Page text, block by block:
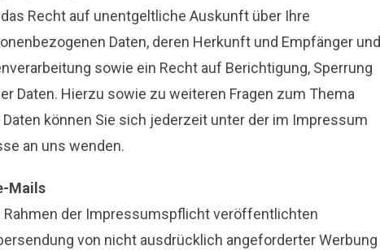
Recht auf unentgeltliche Auskunft über Ihre
Daten, deren Herkunft und Empfänger und
sowie ein Recht auf Berichtigung, Sperrung
Daten. Hierzu sowie zu weiteren Fragen zum Thema
können Sie sich jederzeit unter der im Impressum
an uns wenden.
Mails
Rahmen der Impressumspflicht veröffentlichten
von nicht ausdrücklich angeforderter Werbung